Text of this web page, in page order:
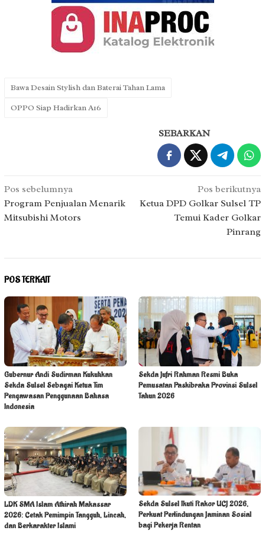
Bawa Desain Stylish dan Baterai Tahan Lama
OPPO Siap Hadirkan A16
SEBARKAN
Navigasi
pos
Pos sebelumnya
Program Penjualan Menarik
Mitsubishi Motors
Pos berikutnya
Ketua DPD Golkar Sulsel TP
Temui Kader Golkar
Pinrang
POS TERKAIT
Gubernur Andi Sudirman Kukuhkan
Sekda Sulsel Sebagai Ketua Tim
Pengawasan Penggunaan Bahasa
Indonesia
Sekda Jufri Rahman Resmi Buka
Pemusatan Paskibraka Provinsi Sulsel
Tahun 2026
LDK SMA Islam Athirah Makassar
2026: Cetak Pemimpin Tangguh, Lincah,
dan Berkarakter Islami
Sekda Sulsel Ikuti Rakor UCJ 2026,
Perkuat Perlindungan Jaminan Sosial
bagi Pekerja Rentan